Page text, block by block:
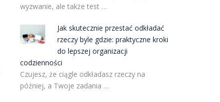
wyzwanie, ale także test …
Jak skutecznie przestać odkładać
rzeczy byle gdzie: praktyczne kroki
do lepszej organizacji
codzienności
Czujesz, że ciągle odkładasz rzeczy na
później, a Twoje zadania …